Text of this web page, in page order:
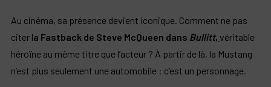
Au cinéma, sa présence devient iconique. Comment ne pas
citer la Fastback de Steve McQueen dans Bullitt, véritable
héroïne au même titre que l’acteur ? À partir de là, la Mustang
n’est plus seulement une automobile : c’est un personnage.